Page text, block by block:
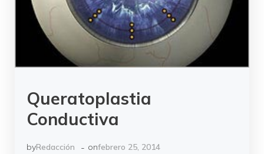
Queratoplastia
Conductiva
byRedacción - onfebrero 25, 2014